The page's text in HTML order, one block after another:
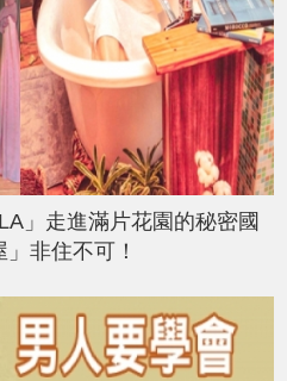
」走進滿片花園的秘密國
非住不可！